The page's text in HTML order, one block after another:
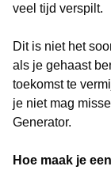
veel tijd verspilt.
Dit is niet het
als je gehaast
toekomst te
je niet mag
Generator.
Hoe maak je